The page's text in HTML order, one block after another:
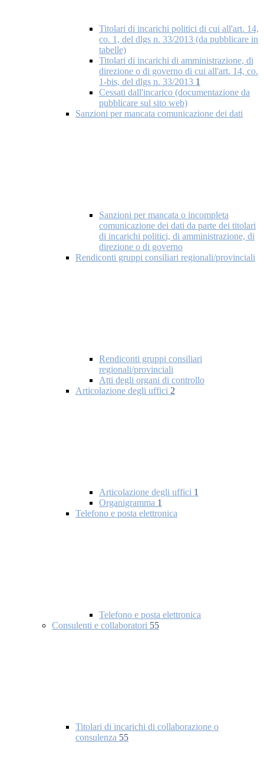
Titolari di incarichi politici di cui all'art. 14,
co. 1, del dlgs n. 33/2013 (da pubblicare in
tabelle)
Titolari di incarichi di amministrazione, di
direzione o di governo di cui all'art. 14, co.
1-bis, del dlgs n. 33/2013 1
Cessati dall'incarico (documentazione da
pubblicare sul sito web)
Sanzioni per mancata comunicazione dei dati
Sanzioni per mancata o incompleta
comunicazione dei dati da parte dei titolari
di incarichi politici, di amministrazione, di
direzione o di governo
Rendiconti gruppi consiliari regionali/provinciali
Rendiconti gruppi consiliari
regionali/provinciali
Atti degli organi di controllo
Articolazione degli uffici 2
Articolazione degli uffici 1
Organigramma 1
Telefono e posta elettronica
Telefono e posta elettronica
Consulenti e collaboratori 55
Titolari di incarichi di collaborazione o
consulenza 55